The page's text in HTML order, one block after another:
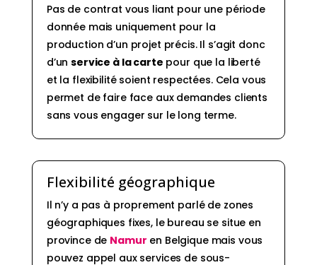
Pas de contrat vous liant pour une période
donnée mais uniquement pour la
production d’un projet précis. Il s’agit donc
d’unservice à la carte pour que la liberté
et la flexibilité soient respectées. Cela vous
permet de faire face aux demandes clients
sans vous engager sur le long terme.
Flexibilité géographique
Il n’y a pas à proprement parlé de zones
géographiques fixes, le bureau se situe en
province de Namur en Belgique mais vous
pouvez appel aux services de sous-